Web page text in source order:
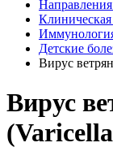
Направления
Детские
Вирус
Вирус